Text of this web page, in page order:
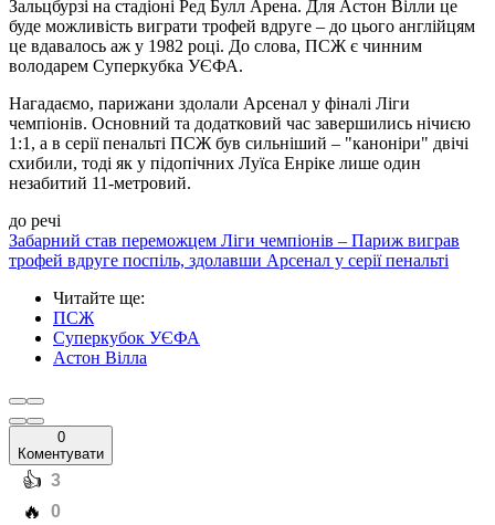
Зальцбурзі на стадіоні Ред Булл Арена. Для Астон Вілли це
буде можливість виграти трофей вдруге – до цього англійцям
це вдавалось аж у 1982 році. До слова, ПСЖ є чинним
володарем Суперкубка УЄФА.
Нагадаємо, парижани здолали Арсенал у фіналі Ліги
чемпіонів. Основний та додатковий час завершились нічиєю
1:1, а в серії пенальті ПСЖ був сильніший – "каноніри" двічі
схибили, тоді як у підопічних Луїса Енріке лише один
незабитий 11-метровий.
до речі
Забарний став переможцем Ліги чемпіонів – Париж виграв
трофей вдруге поспіль, здолавши Арсенал у серії пенальті
Читайте ще:
ПСЖ
Суперкубок УЄФА
Астон Вілла
0
Коментувати
️👍 3
️🔥 0